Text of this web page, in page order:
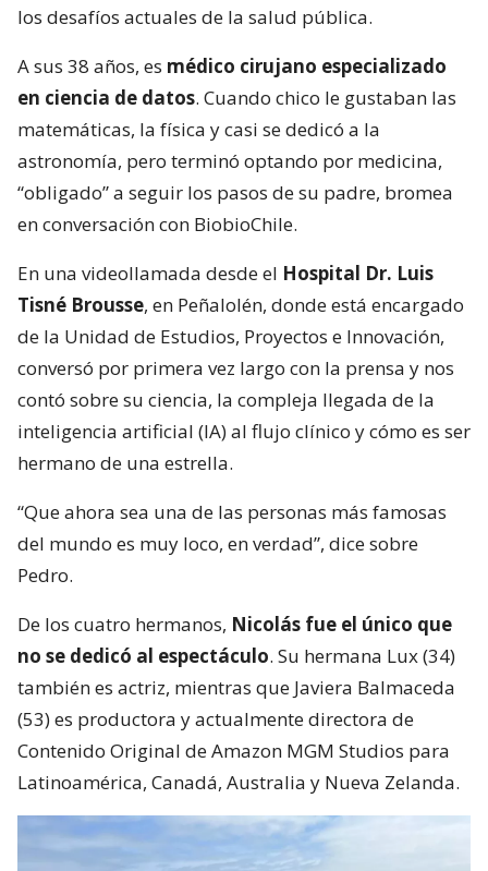
los desafíos actuales de la salud pública.
A sus 38 años, es médico cirujano especializado
en ciencia de datos. Cuando chico le gustaban las
matemáticas, la física y casi se dedicó a la
astronomía, pero terminó optando por medicina,
“obligado” a seguir los pasos de su padre, bromea
en conversación con BiobioChile.
En una videollamada desde el Hospital Dr. Luis
Tisné Brousse, en Peñalolén, donde está encargado
de la Unidad de Estudios, Proyectos e Innovación,
conversó por primera vez largo con la prensa y nos
contó sobre su ciencia, la compleja llegada de la
inteligencia artificial (IA) al flujo clínico y cómo es ser
hermano de una estrella.
“Que ahora sea una de las personas más famosas
del mundo es muy loco, en verdad”, dice sobre
Pedro.
De los cuatro hermanos, Nicolás fue el único que
no se dedicó al espectáculo. Su hermana Lux (34)
también es actriz, mientras que Javiera Balmaceda
(53) es productora y actualmente directora de
Contenido Original de Amazon MGM Studios para
Latinoamérica, Canadá, Australia y Nueva Zelanda.